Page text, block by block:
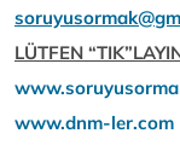
LÜTFEN
www.dnm-ler.com